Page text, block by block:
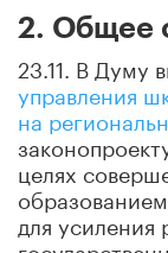
2. Общее
23.11. В Думу
управления
на
целях
для усиления